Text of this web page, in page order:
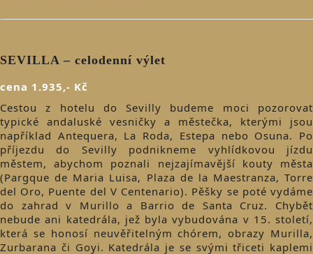
SEVILLA – celodenní výlet
cena 1.935,- Kč
Cestou z hotelu do Sevilly budeme moci pozorovat
typické andaluské vesničky a městečka, kterými jsou
například Antequera, La Roda, Estepa nebo Osuna. Po
příjezdu do Sevilly podnikneme vyhlídkovou jízdu
městem, abychom poznali nejzajímavější kouty města
(Pargque de Maria Luisa, Plaza de la Maestranza, Torre
del Oro, Puente del V Centenario). Pěšky se poté vydáme
do zahrad v Murillo a Barrio de Santa Cruz. Chybět
nebude ani katedrála, jež byla vybudována v 15. století,
která se honosí neuvěřitelným chórem, obrazy Murilla,
Zurbarana či Goyi. Katedrála je se svými třiceti kaplemi